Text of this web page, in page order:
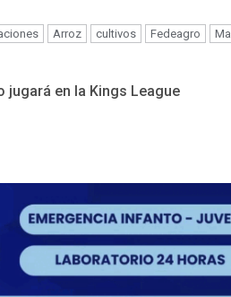
Arroz cultivos Fedeagro
jugará en la Kings League